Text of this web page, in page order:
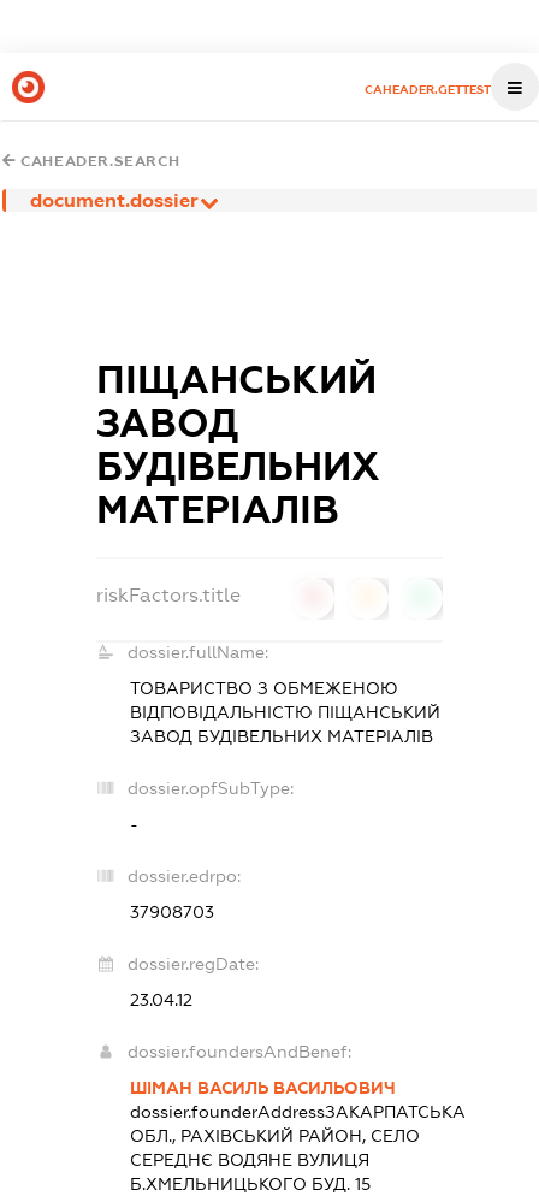
CAHEADER.GETTEST
CAHEADER.SEARCH
document.dossier
ПІЩАНСЬКИЙ
ЗАВОД
БУДІВЕЛЬНИХ
МАТЕРІАЛІВ
riskFactors.title
dossier.fullName:
ТОВАРИСТВО З ОБМЕЖЕНОЮ
ВІДПОВІДАЛЬНІСТЮ ПІЩАНСЬКИЙ
ЗАВОД БУДІВЕЛЬНИХ МАТЕРІАЛІВ
dossier.opfSubType:
-
dossier.edrpo:
37908703
dossier.regDate:
23.04.12
dossier.foundersAndBenef:
ШІМАН ВАСИЛЬ ВАСИЛЬОВИЧ
dossier.founderAddressЗАКАРПАТСЬКА
ОБЛ., РАХІВСЬКИЙ РАЙОН, СЕЛО
СЕРЕДНЄ ВОДЯНЕ ВУЛИЦЯ
Б.ХМЕЛЬНИЦЬКОГО БУД. 15